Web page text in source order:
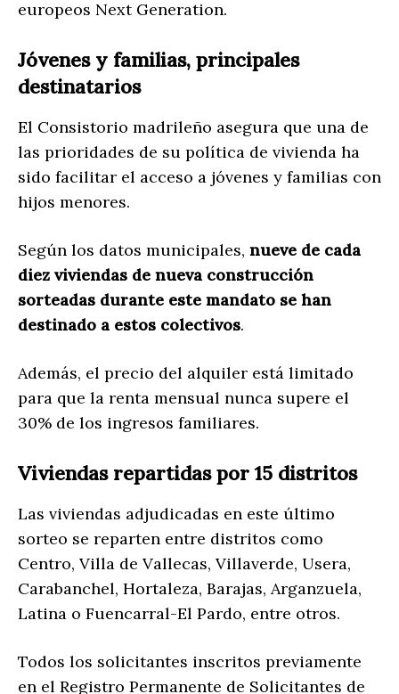
europeos Next Generation.
Jóvenes y familias, principales
destinatarios
El Consistorio madrileño asegura que una de
las prioridades de su política de vivienda ha
sido facilitar el acceso a jóvenes y familias con
hijos menores.
Según los datos municipales, nueve de cada
diez viviendas de nueva construcción
sorteadas durante este mandato se han
destinado a estos colectivos.
Además, el precio del alquiler está limitado
para que la renta mensual nunca supere el
30% de los ingresos familiares.
Viviendas repartidas por 15 distritos
Las viviendas adjudicadas en este último
sorteo se reparten entre distritos como
Centro, Villa de Vallecas, Villaverde, Usera,
Carabanchel, Hortaleza, Barajas, Arganzuela,
Latina o Fuencarral-El Pardo, entre otros.
Todos los solicitantes inscritos previamente
en el Registro Permanente de Solicitantes de